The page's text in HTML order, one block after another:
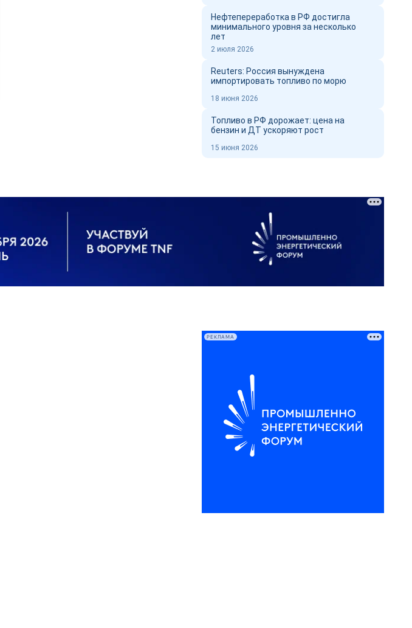
Нефтепереработка в РФ достигла
минимального уровня за несколько
лет
2 июля 2026
Reuters: Россия вынуждена
импортировать топливо по морю
18 июня 2026
Топливо в РФ дорожает: цена на
бензин и ДТ ускоряют рост
15 июня 2026
РЕКЛАМА